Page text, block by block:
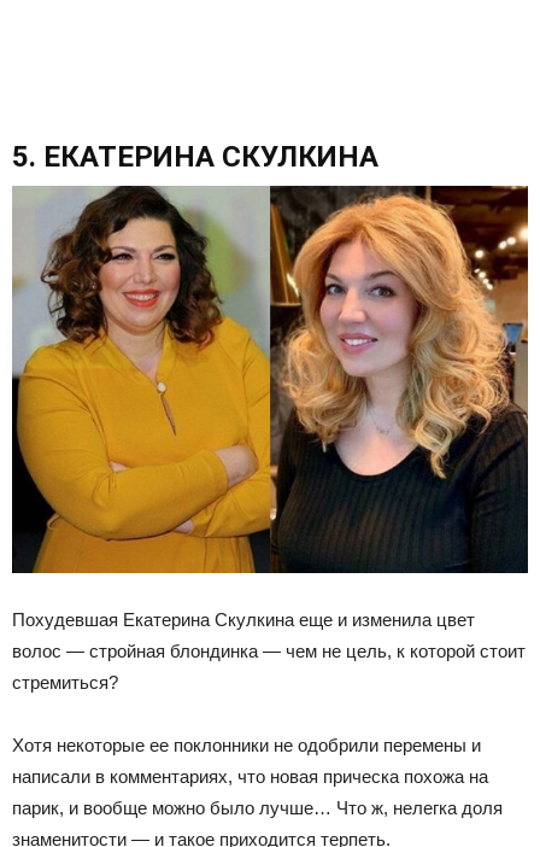
5. ЕКАТЕРИНА СКУЛКИНА
Похудевшая Екатерина Скулкина еще и изменила цвет
волос — стройная блондинка — чем не цель, к которой стоит
стремиться?
Хотя некоторые ее поклонники не одобрили перемены и
написали в комментариях, что новая прическа похожа на
парик, и вообще можно было лучше… Что ж, нелегка доля
знаменитости — и такое приходится терпеть.